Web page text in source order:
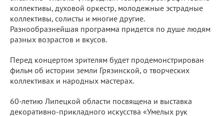
коллективы, духовой оркестр, молодежные эстрадные
коллективы, солисты и многие другие.
Разнообразнейшая программа придется по душе людям
разных возрастов и вкусов.
Перед концертом зрителям будет продемонстрирован
фильм об истории земли Грязинской, о творческих
коллективах и народных мастерах.
60-летию Липецкой области посвящена и выставка
декоративно-прикладного искусства «Умелых рук